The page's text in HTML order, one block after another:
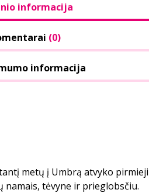
informacija
(0)
informacija
metų į Umbrą atvyko pirmieji
namais, tėvyne ir prieglobsčiu.